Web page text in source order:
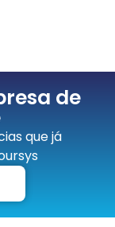
de
que já